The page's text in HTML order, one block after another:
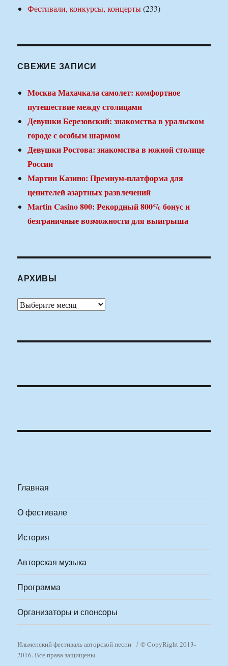
Фестивали, конкурсы, концерты(233)
СВЕЖИЕ ЗАПИСИ
Москва Махачкала самолет: комфортное
путешествие между столицами
Девушки Березовский: знакомства в уральском
городе с особым шармом
Девушки Ростова: знакомства в южной столице
России
Мартин Казино: Премиум-платформа для
ценителей азартных развлечений
Martin Casino 800: Рекордный 800% бонус и
безграничные возможности для выигрыша
АРХИВЫ
Архивы
Главная
О фестивале
История
Авторская музыка
Программа
Организаторы и спонсоры
Ильменский фестиваль авторской песни
© CopyRight 2013-
2016. Все права защищены